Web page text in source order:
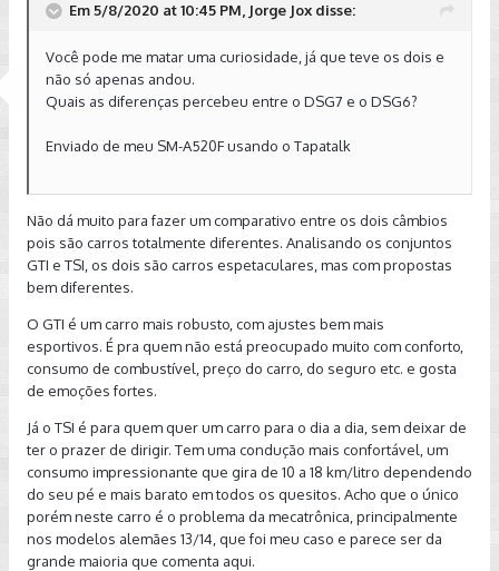
Em 5/8/2020 at 10:45 PM, Jorge Jox disse:
Você pode me matar uma curiosidade, já que teve os dois e
não só apenas andou.
Quais as diferenças percebeu entre o DSG7 e o DSG6?
Enviado de meu SM-A520F usando o Tapatalk
Não dá muito para fazer um comparativo entre os dois câmbios
pois são carros totalmente diferentes. Analisando os conjuntos
GTI e TSI, os dois são carros espetaculares, mas com propostas
bem diferentes.
O GTI é um carro mais robusto, com ajustes bem mais
esportivos. É pra quem não está preocupado muito com conforto,
consumo de combustível, preço do carro, do seguro etc. e gosta
de emoções fortes.
Já o TSI é para quem quer um carro para o dia a dia, sem deixar de
ter o prazer de dirigir. Tem uma condução mais confortável, um
consumo impressionante que gira de 10 a 18 km/litro dependendo
do seu pé e mais barato em todos os quesitos. Acho que o único
porém neste carro é o problema da mecatrônica, principalmente
nos modelos alemães 13/14, que foi meu caso e parece ser da
grande maioria que comenta aqui.